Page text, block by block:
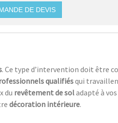
DE DEVIS
. Ce type d’intervention doit être
qualifiésqui
du revêtement de soladapté à
décoration intérieure.